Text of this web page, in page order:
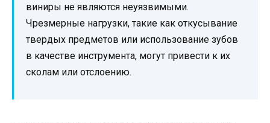
виниры не являются неуязвимыми.
Чрезмерные нагрузки, такие как откусывание
твердых предметов или использование зубов
в качестве инструмента, могут привести к их
сколам или отслоению.